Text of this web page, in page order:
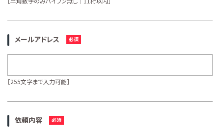
メールアドレス
［255文字まで入力可能］
依頼内容